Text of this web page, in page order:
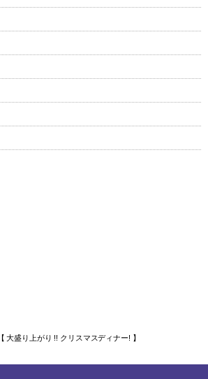
【 大盛り上がり !! クリスマスディナー! 】